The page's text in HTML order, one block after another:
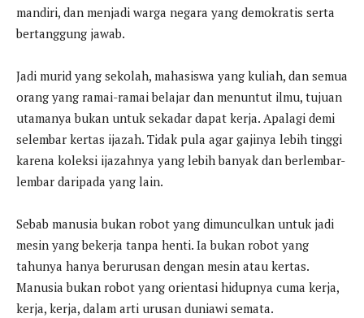
mandiri, dan menjadi warga negara yang demokratis serta
bertanggung jawab.
Jadi murid yang sekolah, mahasiswa yang kuliah, dan semua
orang yang ramai-ramai belajar dan menuntut ilmu, tujuan
utamanya bukan untuk sekadar dapat kerja. Apalagi demi
selembar kertas ijazah. Tidak pula agar gajinya lebih tinggi
karena koleksi ijazahnya yang lebih banyak dan berlembar-
lembar daripada yang lain.
Sebab manusia bukan robot yang dimunculkan untuk jadi
mesin yang bekerja tanpa henti. Ia bukan robot yang
tahunya hanya berurusan dengan mesin atau kertas.
Manusia bukan robot yang orientasi hidupnya cuma kerja,
kerja, kerja, dalam arti urusan duniawi semata.